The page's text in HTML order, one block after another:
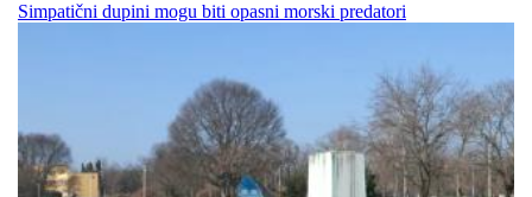
Simpatični dupini mogu biti opasni morski predatori